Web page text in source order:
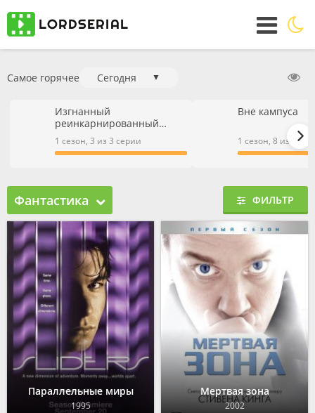
Самое горячее Сегодня ▼
Изгнанный
реинкарнированный
тяжёлый рыцарь не имеет
себе равных в знаниях
игры
1 сезон, 3 из 3 серии
Вне кампуса
1 сезон, 8 из 9
Фантастика ФИЛЬТР
Параллельные миры
1995
Мертвая зона
2002